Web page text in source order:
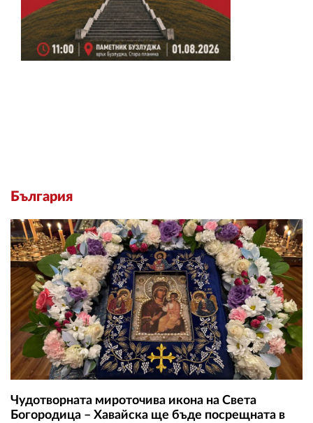
България
Чудотворната мироточива икона на Света
Богородица – Хавайска ще бъде посрещната в